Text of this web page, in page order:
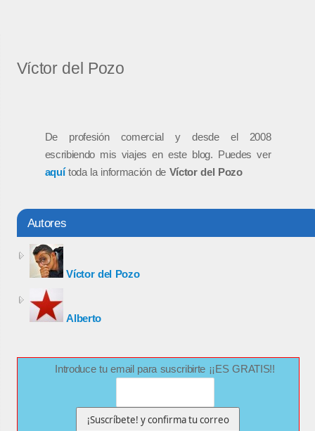
Víctor del Pozo
De profesión comercial y desde el 2008
escribiendo mis viajes en este blog. Puedes ver
aquítoda la información de Víctor del Pozo
Autores
Víctor del Pozo
Alberto
Introduce tu email para suscribirte ¡¡ES GRATIS!!